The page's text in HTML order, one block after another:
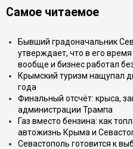
Самое читаемое
Бывший градоначальник
утверждает, что в его
вообще и бизнес работал
Крымский туризм нащупал
года
Финальный отсчёт: крыса,
администрации Трампа
Газ вместо бензина: как
автожизнь Крыма и
Севастополь готовится к